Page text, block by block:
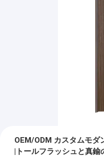
OEM/ODM カスタムモダ
|トールフラッシュと真